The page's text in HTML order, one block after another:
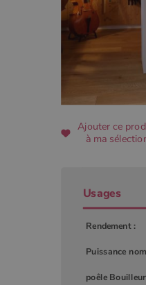
Ajouter ce
à ma
Usages
Rendement :
Puissance
poêle